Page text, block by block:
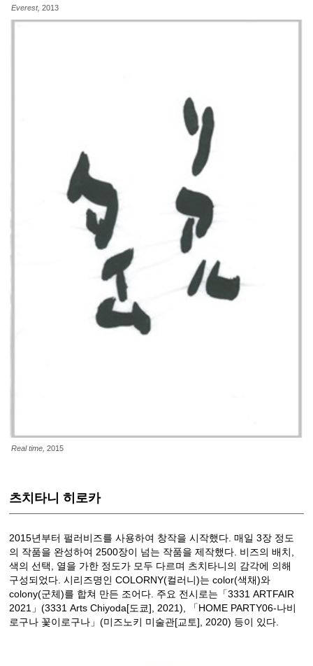
Everest, 2013
Real time, 2015
츠치타니 히로카
2015년부터 펄러비즈를 사용하여 창작을 시작했다. 매일 3장 정도
의 작품을 완성하여 2500장이 넘는 작품을 제작했다. 비즈의 배치,
색의 선택, 열을 가한 정도가 모두 다르며 츠치타니의 감각에 의해
구성되었다. 시리즈명인 COLORNY(컬러니)는 color(색채)와
colony(군체)를 합쳐 만든 조어다. 주요 전시로는「3331 ARTFAIR
2021」(3331 Arts Chiyoda[도쿄], 2021), 「HOME PARTY06-나비
로구나 꽃이로구나」(미즈노키 미술관[교토], 2020) 등이 있다.